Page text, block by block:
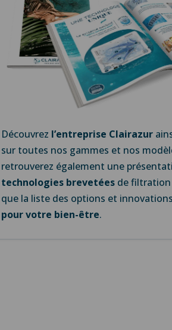
Découvrez l’entreprise Clairazur
sur toutes nos gammes et nos
retrouverez également une
technologies brevetées de filtration
que la liste des options et innovations
pour votre bien-être.